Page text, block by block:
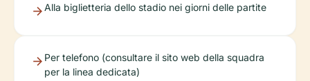
Alla biglietteria dello stadio nei giorni delle partite
Per telefono (consultare il sito web della squadra
per la linea dedicata)